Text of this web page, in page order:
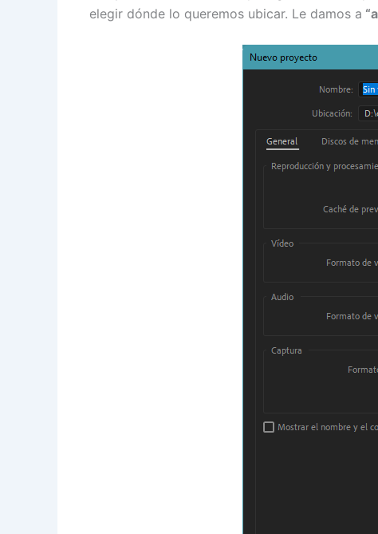
elegir dónde lo queremos ubicar. Le damos a